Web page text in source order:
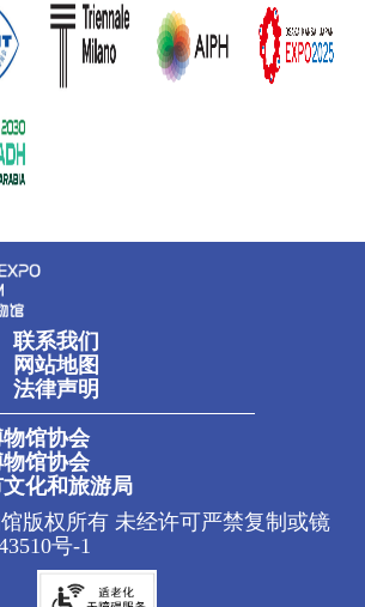
联系我们
网站地图
法律声明
物馆协会
馆协会
文化和旅游局
馆版权所有 未经许可严禁复制或镜
号-1